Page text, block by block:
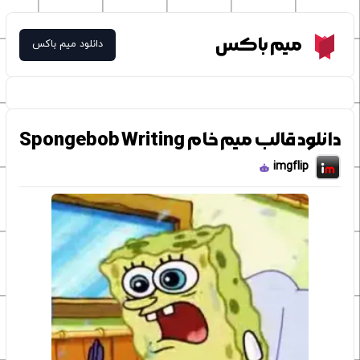
Meme Boxمیم باکس دانلود میم باکس
دانلود قالب میم خام Spongebob Writing
imgflip